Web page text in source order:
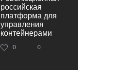
российская
платформа для
управления
контейнерами
0 0